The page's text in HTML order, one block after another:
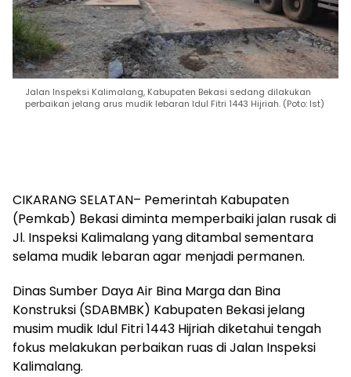
Jalan Inspeksi Kalimalang, Kabupaten Bekasi sedang dilakukan
perbaikan jelang arus mudik lebaran Idul Fitri 1443 Hijriah. (Poto: Ist)
CIKARANG SELATAN– Pemerintah Kabupaten
(Pemkab) Bekasi diminta memperbaiki jalan rusak di
Jl. Inspeksi Kalimalang yang ditambal sementara
selama mudik lebaran agar menjadi permanen.
Dinas Sumber Daya Air Bina Marga dan Bina
Konstruksi (SDABMBK) Kabupaten Bekasi jelang
musim mudik Idul Fitri 1443 Hijriah diketahui tengah
fokus melakukan perbaikan ruas di Jalan Inspeksi
Kalimalang.